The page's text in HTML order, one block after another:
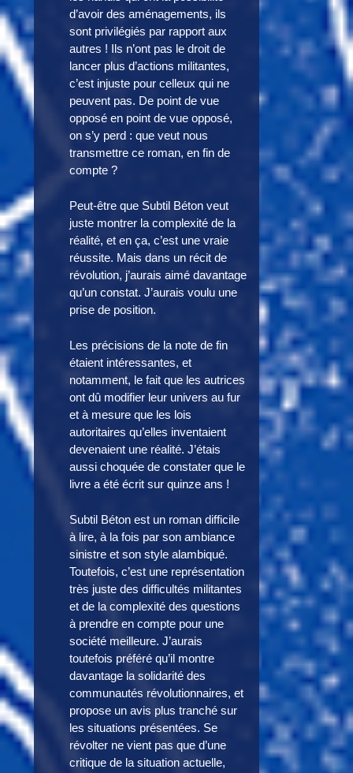
d’avoir des aménagements, ils
sont privilégiés par rapport aux
autres ! Ils n’ont pas le droit de
lancer plus d’actions militantes,
c’est injuste pour celleux qui ne
peuvent pas. De point de vue
opposé en point de vue opposé,
on s’y perd : que veut nous
transmettre ce roman, en fin de
compte ?
Peut-être que Subtil Béton veut
juste montrer la complexité de la
réalité, et en ça, c’est une vraie
réussite. Mais dans un récit de
révolution, j’aurais aimé davantage
qu’un constat. J’aurais voulu une
prise de position.
Les précisions de la note de fin
étaient intéressantes, et
notamment, le fait que les autrices
ont dû modifier leur univers au fur
et à mesure que les lois
autoritaires qu’elles inventaient
devenaient une réalité. J’étais
aussi choquée de constater que le
livre a été écrit sur quinze ans !
Subtil Béton est un roman difficile
à lire, à la fois par son ambiance
sinistre et son style alambiqué.
Toutefois, c’est une représentation
très juste des difficultés militantes
et de la complexité des questions
à prendre en compte pour une
société meilleure. J’aurais
toutefois préféré qu’il montre
davantage la solidarité des
communautés révolutionnaires, et
propose un avis plus tranché sur
les situations présentées. Se
révolter ne vient pas que d’une
critique de la situation actuelle,